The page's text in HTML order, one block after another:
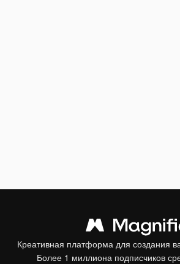
Креативная платформа для создания
Более 1 миллиона подписчиков